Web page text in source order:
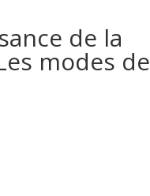
de la
modes de